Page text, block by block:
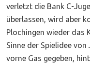
verletzt die Bank C-
überlassen, wird aber
Plochingen wieder das
Sinne der Spielidee
vorne Gas gegeben,